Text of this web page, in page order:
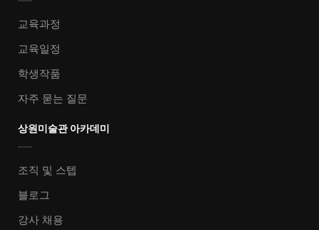
교육과정
교육일정
학생작품
자주 묻는 질문
상원미술관 아카데미
조직 및 스텝
블로그
강사 채용